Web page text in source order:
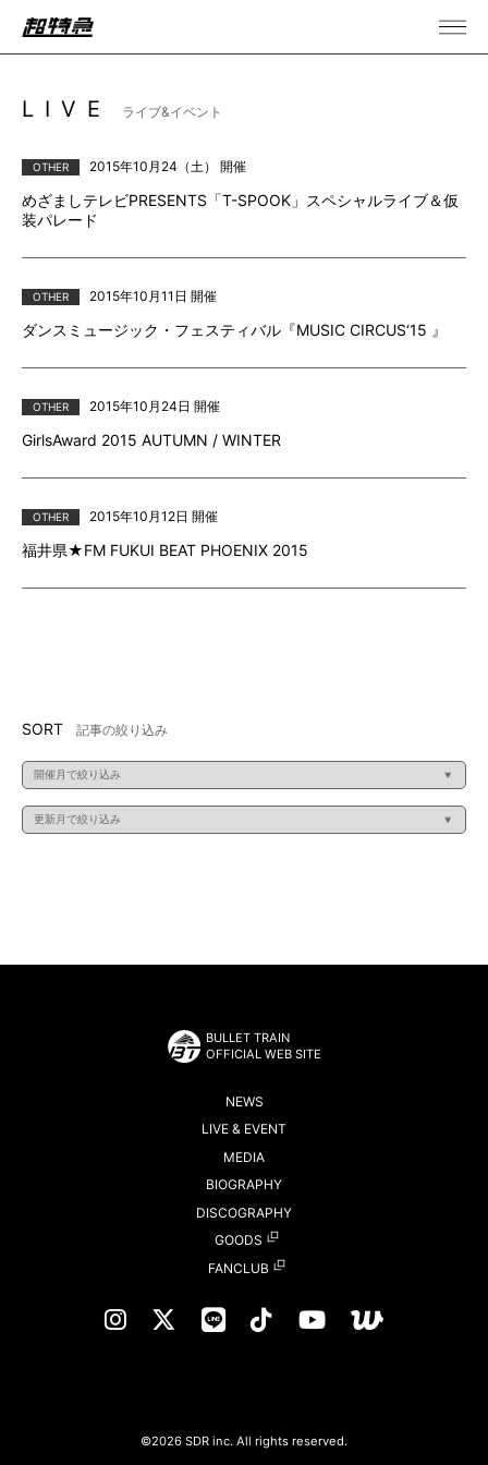
LIVE ライブ&イベント
OTHER 2015年10月24（土） 開催
めざましテレビPRESENTS「T-SPOOK」スペシャルライブ＆仮
装パレード
OTHER 2015年10月11日 開催
ダンスミュージック・フェスティバル『MUSIC CIRCUS‘15 』
OTHER 2015年10月24日 開催
GirlsAward 2015 AUTUMN / WINTER
OTHER 2015年10月12日 開催
福井県★FM FUKUI BEAT PHOENIX 2015
SORT 記事の絞り込み
BULLET TRAIN
OFFICIAL WEB SITE
NEWS
LIVE & EVENT
MEDIA
BIOGRAPHY
DISCOGRAPHY
GOODS
FANCLUB
©2026 SDR inc. All rights reserved.